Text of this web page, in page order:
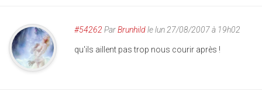
#54262 ParBrunhildle lun 27/08/2007 à 19h02
qu'ils aillent pas trop nous courir après !